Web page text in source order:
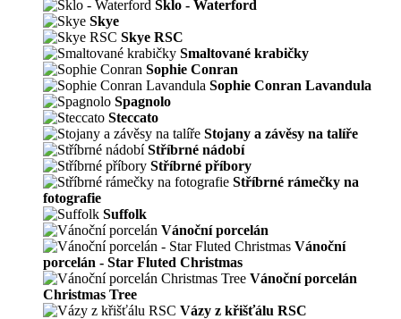
Sklo - Waterford
Skye
Skye RSC
Smaltované krabičky
Sophie Conran
Sophie Conran Lavandula
Spagnolo
Steccato
Stojany a závěsy na talíře
Stříbrné nádobí
Stříbrné příbory
Stříbrné rámečky na
fotografie
Suffolk
Vánoční porcelán
Vánoční
porcelán - Star Fluted Christmas
Vánoční porcelán
Christmas Tree
Vázy z křišťálu RSC